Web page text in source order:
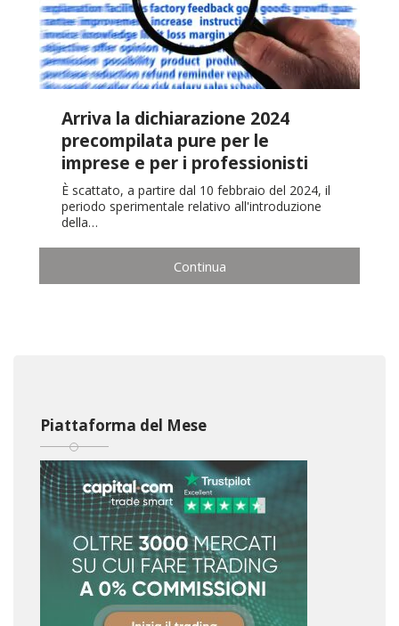
Arriva la dichiarazione 2024
precompilata pure per le
imprese e per i professionisti
È scattato, a partire dal 10 febbraio del 2024, il
periodo sperimentale relativo all'introduzione
della…
Continua
Piattaforma del Mese